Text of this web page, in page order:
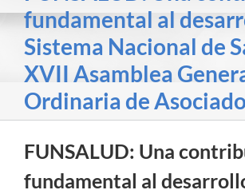
fundamental al
Sistema Nacional de
XVII Asamblea
Ordinaria de
FUNSALUD: Una
fundamental al